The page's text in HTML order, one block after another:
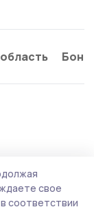
свое
соответствии